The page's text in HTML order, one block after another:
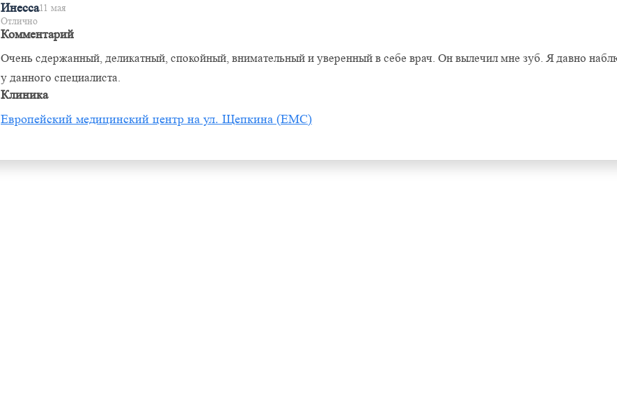
Инесса11 мая
Отлично
Комментарий
Очень сдержанный, деликатный, спокойный, внимательный и уверенный в себе врач. Он вылечил мне зуб. Я давно
у данного специалиста.
Клиника
Европейский медицинский центр на ул. Щепкина (ЕМС)